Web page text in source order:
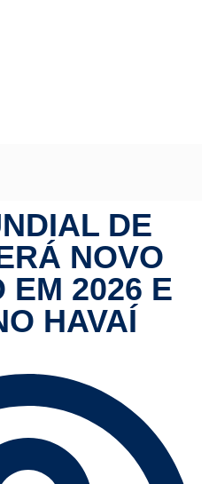
DE
NOVO
EM 2026 E
HAVAÍ